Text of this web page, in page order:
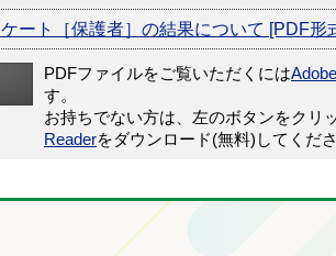
ート［保護者］の結果について [PDF形
PDFファイルをご覧いただくには
す。
お持ちでない方は、左のボタンをクリ
Readerをダウンロード(無料)してくださ